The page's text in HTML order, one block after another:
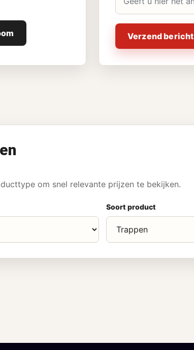
Verzend bericht
om snel relevante prijzen te bekijken.
Soort product